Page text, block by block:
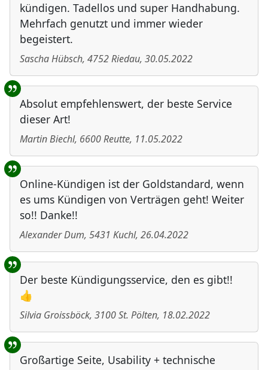
kündigen. Tadellos und super Handhabung.
Mehrfach genutzt und immer wieder
begeistert.
Sascha Hübsch, 4752Riedau, 30.05.2022
Absolut empfehlenswert, der beste Service
dieser Art!
Martin Biechl, 6600Reutte, 11.05.2022
Online-Kündigen ist der Goldstandard, wenn
es ums Kündigen von Verträgen geht! Weiter
so!! Danke!!
Alexander Dum, 5431 Kuchl, 26.04.2022
Der beste Kündigungsservice, den es gibt!!
👍
Silvia Groissböck, 3100St. Pölten, 18.02.2022
Großartige Seite, Usability + technische